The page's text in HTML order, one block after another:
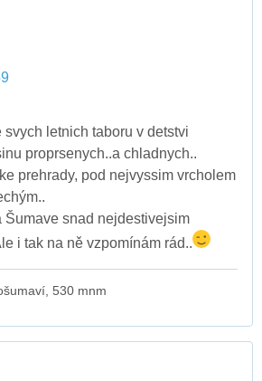
svych letnich taboru v detstvi
proprsenych..a chladnych..
prehrady, pod nejvyssim vrcholem
Šumave snad nejdestivejsim
i tak na ně vzpomínám rád..
530 mnm